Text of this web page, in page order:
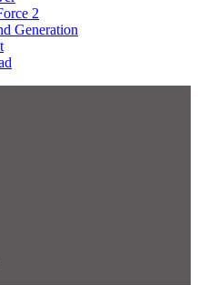
2
Generation